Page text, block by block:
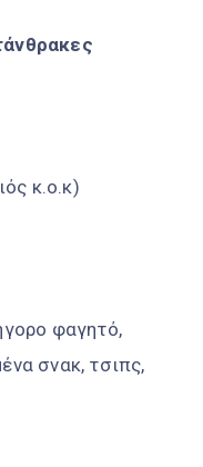
κ.ο.κ)
φαγητό,
σνακ, τσιπς,